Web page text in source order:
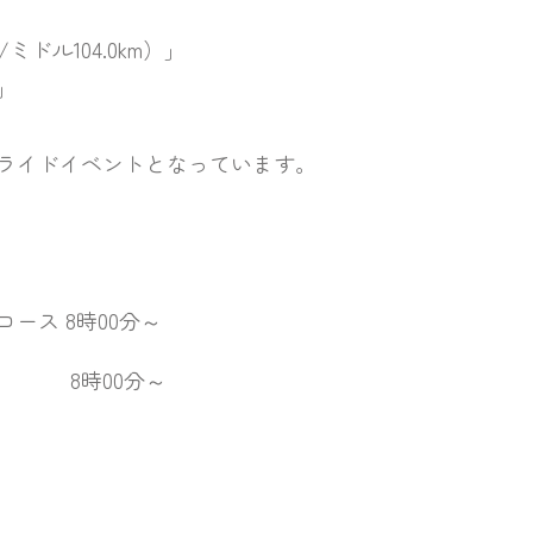
ル104.0km）」
イベントとなっています。
8時00分～
分～